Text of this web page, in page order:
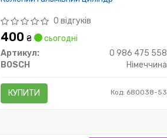
0 відгуків
400 ₴
сьогодні
Артикул:
0 986 475 558
BOSCH
Німеччина
КУПИТИ Код: 680038-53